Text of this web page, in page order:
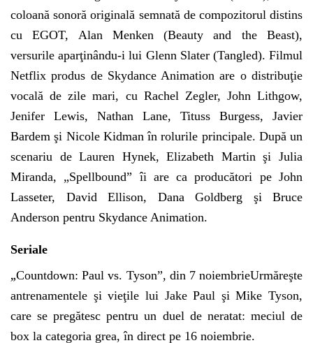
coloană sonoră originală semnată de compozitorul distins
cu EGOT, Alan Menken (Beauty and the Beast),
versurile aparţinându-i lui Glenn Slater (Tangled). Filmul
Netflix produs de Skydance Animation are o distribuţie
vocală de zile mari, cu Rachel Zegler, John Lithgow,
Jenifer Lewis, Nathan Lane, Tituss Burgess, Javier
Bardem şi Nicole Kidman în rolurile principale. După un
scenariu de Lauren Hynek, Elizabeth Martin şi Julia
Miranda, „Spellbound” îi are ca producători pe John
Lasseter, David Ellison, Dana Goldberg şi Bruce
Anderson pentru Skydance Animation.
Seriale
„Countdown: Paul vs. Tyson”, din 7 noiembrieUrmăreşte
antrenamentele şi vieţile lui Jake Paul şi Mike Tyson,
care se pregătesc pentru un duel de neratat: meciul de
box la categoria grea, în direct pe 16 noiembrie.